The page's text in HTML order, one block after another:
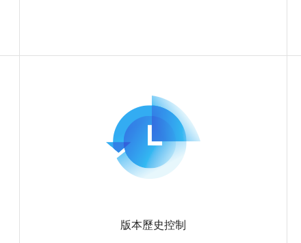
可直接從 GoodSync Server
支援所有主流雲端服務供
Linux NAS 裝置提供自訂安
下載免費試用版
版本歷史控制